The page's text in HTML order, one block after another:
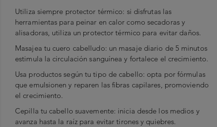
Utiliza siempre protector térmico: si disfrutas las
herramientas para peinar en calor como secadoras y
alisadoras, utiliza un protector térmico para evitar daños.
Masajea tu cuero cabelludo: un masaje diario de 5 minutos
estimula la circulación sanguínea y fortalece el crecimiento.
Usa productos según tu tipo de cabello: opta por fórmulas
que emulsionen y reparen las fibras capilares, promoviendo
el crecimiento.
Cepilla tu cabello suavemente: inicia desde los medios y
avanza hasta la raíz para evitar tirones y quiebres.